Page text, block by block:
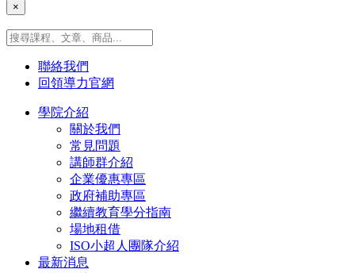
×
聯絡我們
回領導力官網
學院介紹
關於我們
常見問題
講師群介紹
企業優惠專區
政府補助專區
繼續教育學分指南
場地租借
ISO小超人團隊介紹
最新消息